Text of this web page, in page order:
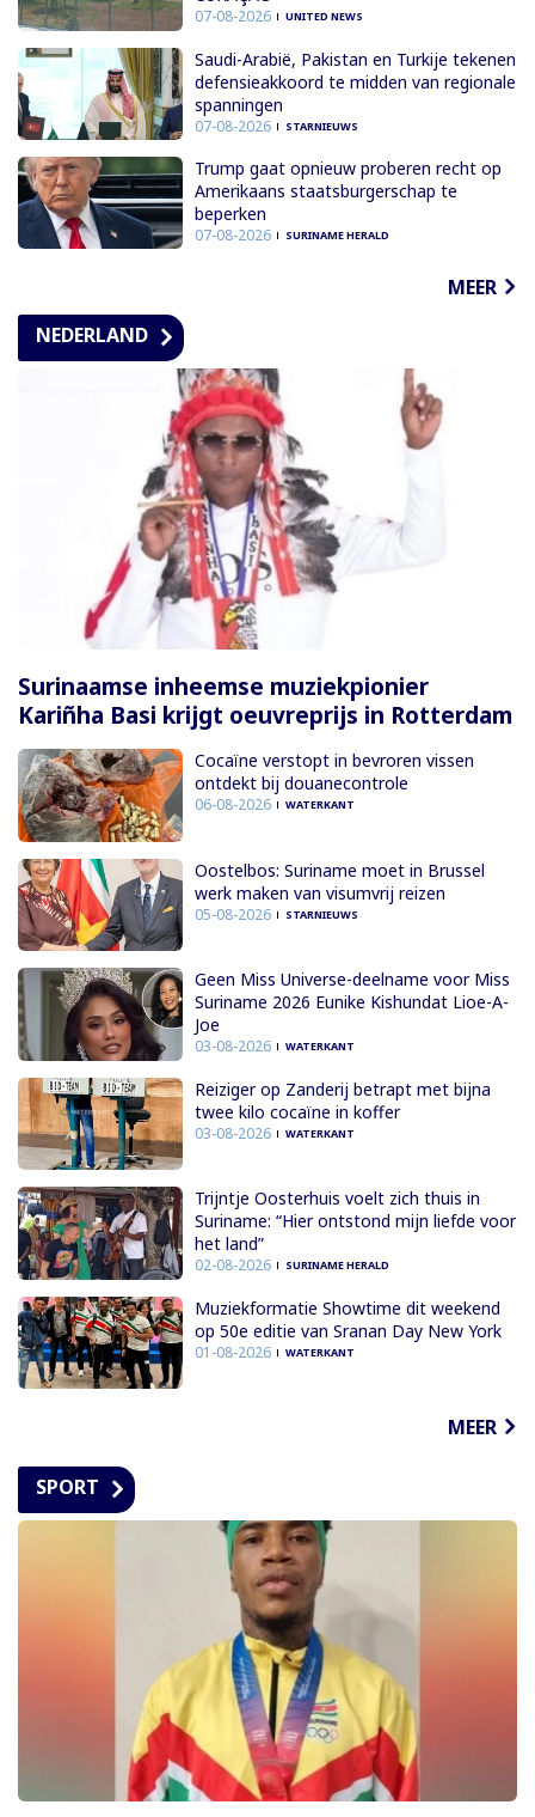
07-08-2026 UNITED NEWS
Saudi-Arabië, Pakistan en Turkije tekenen
defensieakkoord te midden van regionale
spanningen
07-08-2026 STARNIEUWS
Trump gaat opnieuw proberen recht op
Amerikaans staatsburgerschap te
beperken
07-08-2026 SURINAME HERALD
MEER
NEDERLAND
Surinaamse inheemse muziekpionier
Kariñha Basi krijgt oeuvreprijs in Rotterdam
Cocaïne verstopt in bevroren vissen
ontdekt bij douanecontrole
06-08-2026 WATERKANT
Oostelbos: Suriname moet in Brussel
werk maken van visumvrij reizen
05-08-2026 STARNIEUWS
Geen Miss Universe-deelname voor Miss
Suriname 2026 Eunike Kishundat Lioe-A-
Joe
03-08-2026 WATERKANT
Reiziger op Zanderij betrapt met bijna
twee kilo cocaïne in koffer
03-08-2026 WATERKANT
Trijntje Oosterhuis voelt zich thuis in
Suriname: “Hier ontstond mijn liefde voor
het land”
02-08-2026 SURINAME HERALD
Muziekformatie Showtime dit weekend
op 50e editie van Sranan Day New York
01-08-2026 WATERKANT
MEER
SPORT